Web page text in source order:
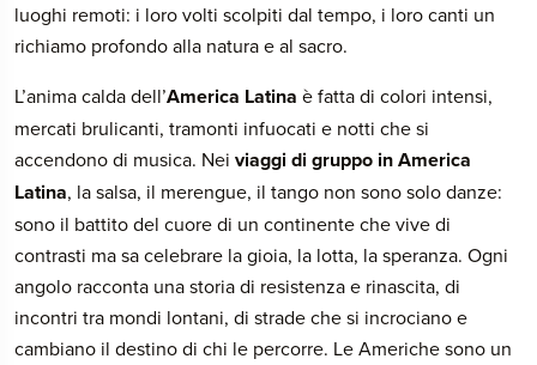
luoghi remoti: i loro volti scolpiti dal tempo, i loro canti un
richiamo profondo alla natura e al sacro.
L’anima calda dell’America Latina è fatta di colori intensi,
mercati brulicanti, tramonti infuocati e notti che si
accendono di musica. Nei viaggi di gruppo in America
Latina, la salsa, il merengue, il tango non sono solo danze:
sono il battito del cuore di un continente che vive di
contrasti ma sa celebrare la gioia, la lotta, la speranza. Ogni
angolo racconta una storia di resistenza e rinascita, di
incontri tra mondi lontani, di strade che si incrociano e
cambiano il destino di chi le percorre. Le Americhe sono un